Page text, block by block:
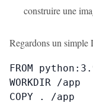
construire une
Regardons un simple
FROM
WORKDIR /app
COPY . /app